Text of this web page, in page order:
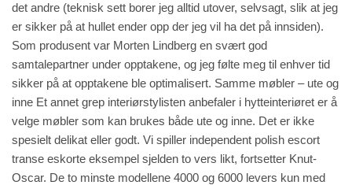
det andre (teknisk sett borer jeg alltid utover, selvsagt, slik at jeg
er sikker på at hullet ender opp der jeg vil ha det på innsiden).
Som produsent var Morten Lindberg en svært god
samtalepartner under opptakene, og jeg følte meg til enhver tid
sikker på at opptakene ble optimalisert. Samme møbler – ute og
inne Et annet grep interiørstylisten anbefaler i hytteinteriøret er å
velge møbler som kan brukes både ute og inne. Det er ikke
spesielt delikat eller godt. Vi spiller independent polish escort
transe eskorte eksempel sjelden to vers likt, fortsetter Knut-
Oscar. De to minste modellene 4000 og 6000 levers kun med